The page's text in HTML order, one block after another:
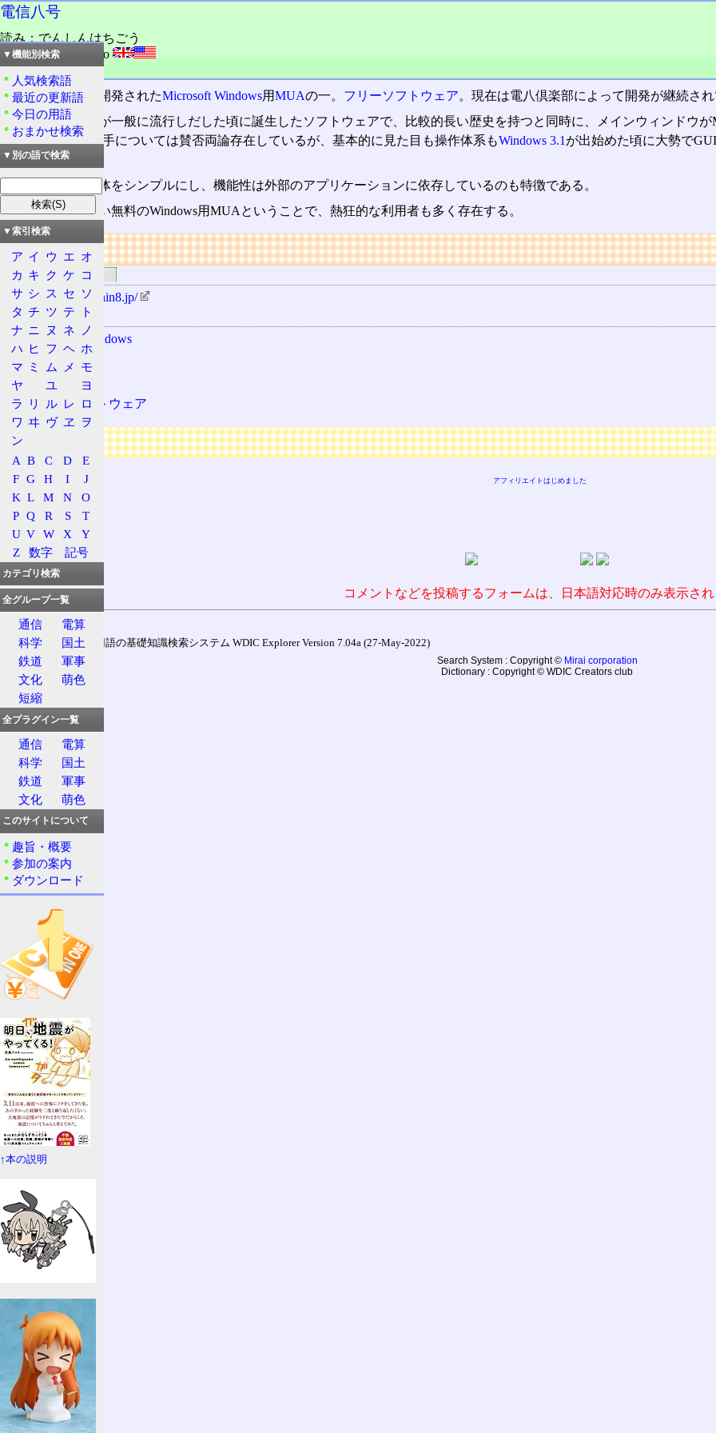
電信八号
読み：でんしんはちごう
外語：Denshin 8 Go
品詞：固有名詞
石岡隆光により開発されたMicrosoft Windows用MUAの一。 フリーソフトウェア。現在は電八倶楽部によって開発が継続さ
インターネットが一般に流行しだした頃に誕生したソフトウェアで、比較的長い歴史を持つと同時に、メインウィンドウ
さも持つ。使い勝手については賛否両論存在しているが、基本的に見た目も操作体系もWindows 3.1 が出始めた頃に大勢で
でいる。
電信八号は、本体をシンプルにし、機能性は外部のアプリケーションに依存しているのも特徴である。
現在では数少ない無料のWindows用MUAということで、熱狂的な利用者も多く存在する。
リンク
関連するリンク
http://www.denshin8.jp/
関連する用語
Microsoft Windows
MUA
電子メール
フリーソフトウェア
広告
アフィリエイトはじめました
コメントなどを投稿するフォームは、日本語対応時のみ表示さ
通信用語の基礎知識検索システム WDIC Explorer Version 7.04a (27-May-2022)
Search System : Copyright © Mirai corporation
Dictionary : Copyright © WDIC Creators club
▼機能別検索
人気検索語
最近の更新語
今日の用語
おまかせ検索
▼別の語で検索
▼索引検索
ア イ ウ エ オ
カ キ ク ケ コ
サ シ ス セ ソ
タ チ ツ テ
ト
ナ ニ ヌ ネ
ノ
ハ ヒ フ ヘ ホ
マ ミ ム メ
モ
ヤ
ユ
ヨ
ラ
リ ル レ ロ
ワ ヰ ヴ ヱ
ヲ
ン
A B C D
E
F G H I
J
K L M N
O
P Q R S
T
U V W X
Y
Z
数字 記号
カテゴリ検索
全グループ一覧
通信
電算
科学
国土
鉄道
軍事
文化
萌色
短縮
全プラグイン一覧
通信
電算
科学
国土
鉄道
軍事
文化
萌色
このサイトについて
趣旨・概要
参加の案内
ダウンロード
↑本の説明